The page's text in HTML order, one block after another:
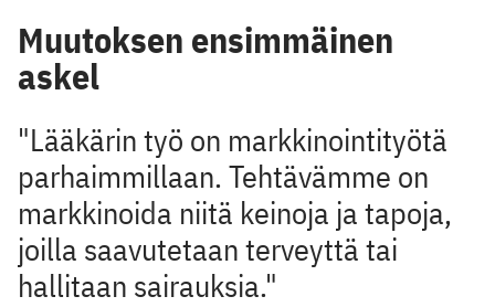
Muutoksen ensimmäinen
askel
"Lääkärin työ on markkinointityötä
parhaimmillaan. Tehtävämme on
markkinoida niitä keinoja ja tapoja,
joilla saavutetaan terveyttä tai
hallitaan sairauksia."